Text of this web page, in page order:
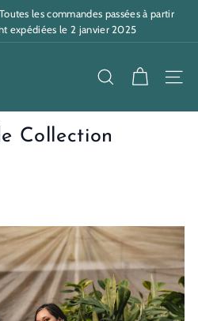
Diaporama
Pause
les commandes passées à partir
expédiées le 2 janvier 2025
Collection